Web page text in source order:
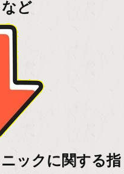
ど
ックに関する指